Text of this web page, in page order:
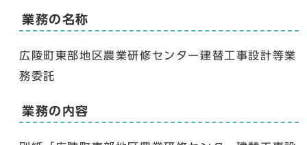
業務の名称
広陵町東部地区農業研修センター建替工事設計等業
務委託
業務の内容